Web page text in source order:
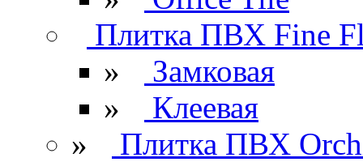
Плитка ПВХ Fine
»
Замковая
»
Клеевая
»
Плитка ПВХ